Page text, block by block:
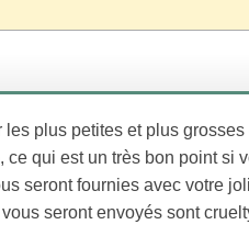
plus petites et plus
qui est un très bon point si
seront fournies avec votre
seront envoyés sont